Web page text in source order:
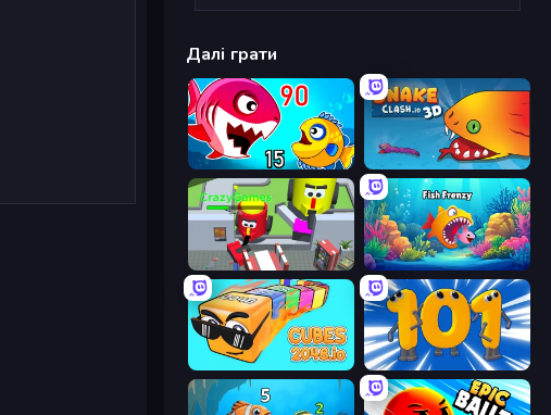
Далі грати
Fish Eat Getting Big Snake Clash.io
CleanUp.IO Fish Frenzy
Cubes 2048.io Numbers Arena